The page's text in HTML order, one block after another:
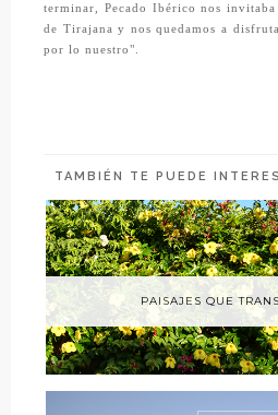
terminar, Pecado Ibérico nos
de Tirajana y nos quedamos a
por lo nuestro".
TAMBIÉN TE PUEDE
PAISAJES QUE